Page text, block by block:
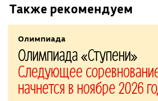
Также рекомендуем
Олимпиада
Олимпиада «Ступени»
Следующее
начнется в ноябре 2026